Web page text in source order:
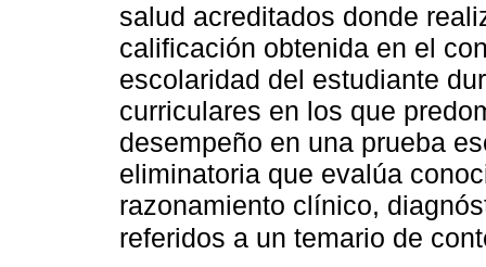
salud acreditados donde
calificación obtenida en el
escolaridad del estudiante
curriculares en los que
desempeño en una prueba
eliminatoria que evalúa
razonamiento clínico,
referidos a un temario de